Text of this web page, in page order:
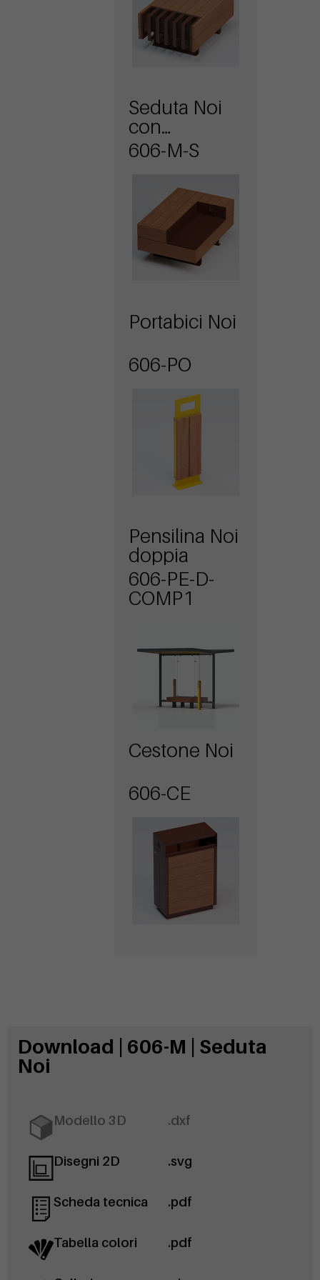
Seduta Noi
con
schienale e
606-M-S
Portabici Noi
606-PO
Pensilina Noi
doppia
606-PE-D-
COMP1
Cestone Noi
606-CE
Download | 606-M | Seduta
Noi
Modello 3D .dxf
Disegni 2D .svg
Scheda tecnica .pdf
Tabella colori .pdf